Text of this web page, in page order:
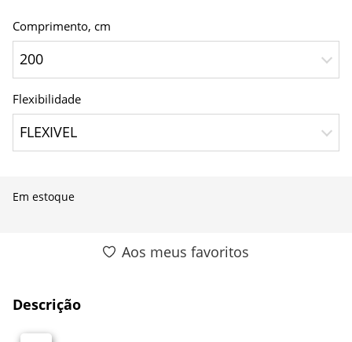
Comprimento, сm
200
Flexibilidade
FLEXIVEL
Em estoque
Aos meus favoritos
Descrição